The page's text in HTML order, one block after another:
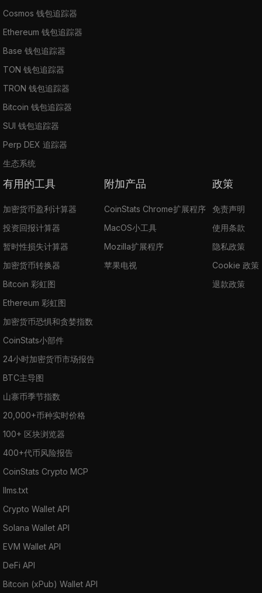
Cosmos 钱包追踪器
Ethereum 钱包追踪器
Base 钱包追踪器
TON 钱包追踪器
TRON 钱包追踪器
Bitcoin 钱包追踪器
SUI 钱包追踪器
Perp DEX 追踪器
生态系统
有用的工具
加密货币盈利计算器
投资回报计算器
暂时性损失计算器
加密货币转换器
Bitcoin 彩虹图
Ethereum 彩虹图
加密货币恐惧和贪婪指数
CoinStats小部件
24小时加密货币市场报告
BTC主导图
山寨币季节指数
20,000+币种实时价格
100+ 区块浏览器
400+代币风险报告
CoinStats Crypto MCP
llms.txt
Crypto Wallet API
Solana Wallet API
EVM Wallet API
DeFi API
Bitcoin (xPub) Wallet API
附加产品
CoinStats Chrome扩展程序
MacOS小工具
Mozilla扩展程序
苹果电视
政策
免责声明
使用条款
隐私政策
Cookie 政策
退款政策